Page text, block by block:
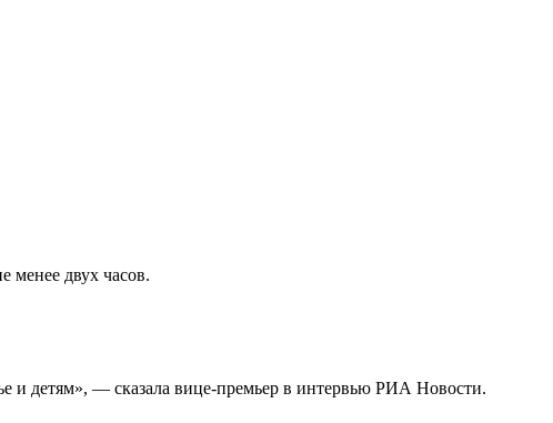
менее двух часов.
и детям», — сказала вице-премьер в интервью РИА Новости.